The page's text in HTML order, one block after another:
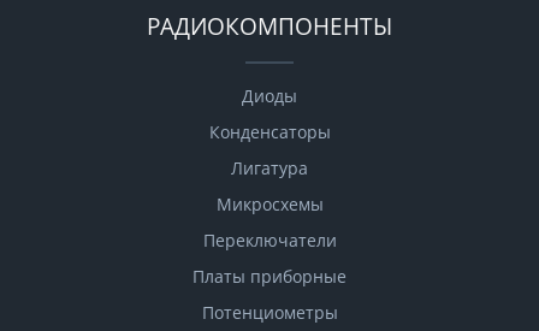
РАДИОКОМПОНЕНТЫ
Диоды
Конденсаторы
Лигатура
Микросхемы
Переключатели
Платы приборные
Потенциометры